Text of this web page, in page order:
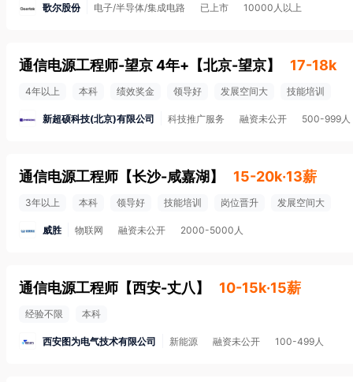
歌尔股份 电子/半导体/集成电路 已上市 10000人以上
通信电源工程师-望京 4年+ 【北京-望京】 17-18k
4年以上 本科 绩效奖金 领导好 发展空间大 技能培训
新超硕科技(北京)有限公司 科技推广服务 融资未公开 500-999人
通信电源工程师 【长沙-咸嘉湖 】 15-20k·13薪
3年以上 本科 领导好 技能培训 岗位晋升 发展空间大
威胜 物联网 融资未公开 2000-5000人
通信电源工程师 【西安-丈八 】 10-15k·15薪
经验不限 本科
西安图为电气技术有限公司 新能源 融资未公开 100-499人